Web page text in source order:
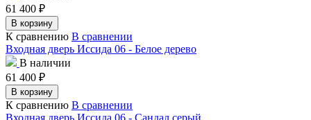
61 400 ₽
В корзину
К сравнению В сравнении
Входная дверь Иссида 06 - Белое дерево
В наличии
61 400 ₽
В корзину
К сравнению В сравнении
Входная дверь Иссида 06 - Сандал серый